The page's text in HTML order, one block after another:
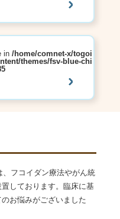
in /home/comnet-x/togoi
themes/fsv-blue-chi
、フコイダン療法やがん統
しております。臨床に基
お悩みがございました